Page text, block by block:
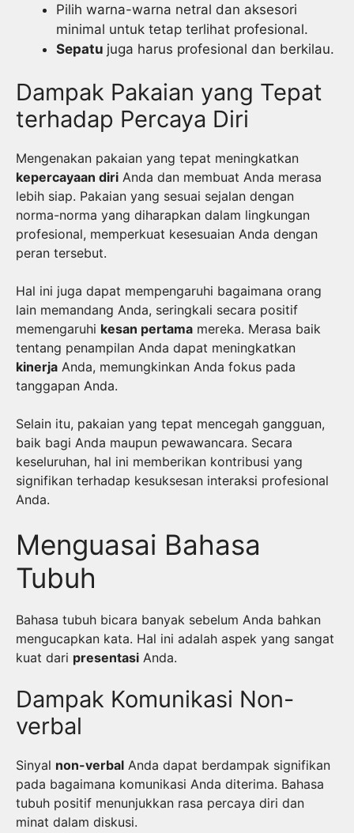
Pilih warna-warna netral dan aksesori
minimal untuk tetap terlihat profesional.
Sepatu juga harus profesional dan berkilau.
Dampak Pakaian yang Tepat
terhadap Percaya Diri
Mengenakan pakaian yang tepat meningkatkan
kepercayaan diri Anda dan membuat Anda merasa
lebih siap. Pakaian yang sesuai sejalan dengan
norma-norma yang diharapkan dalam lingkungan
profesional, memperkuat kesesuaian Anda dengan
peran tersebut.
Hal ini juga dapat mempengaruhi bagaimana orang
lain memandang Anda, seringkali secara positif
memengaruhi kesan pertama mereka. Merasa baik
tentang penampilan Anda dapat meningkatkan
kinerja Anda, memungkinkan Anda fokus pada
tanggapan Anda.
Selain itu, pakaian yang tepat mencegah gangguan,
baik bagi Anda maupun pewawancara. Secara
keseluruhan, hal ini memberikan kontribusi yang
signifikan terhadap kesuksesan interaksi profesional
Anda.
Menguasai Bahasa
Tubuh
Bahasa tubuh bicara banyak sebelum Anda bahkan
mengucapkan kata. Hal ini adalah aspek yang sangat
kuat dari presentasi Anda.
Dampak Komunikasi Non-
verbal
Sinyal non-verbal Anda dapat berdampak signifikan
pada bagaimana komunikasi Anda diterima. Bahasa
tubuh positif menunjukkan rasa percaya diri dan
minat dalam diskusi.